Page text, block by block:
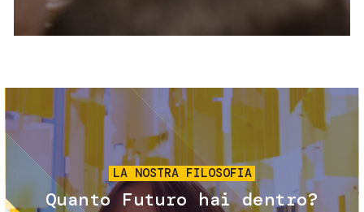
Immagine
LA NOSTRA FILOSOFIA
Quanto Futuro hai dentro?